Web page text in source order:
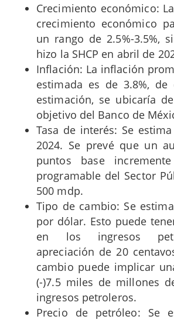
Crecimiento económico:
crecimiento económico
un rango de 2.5%-3.5%,
hizo la SHCP en abril de
Inflación: La inflación
estimada es de 3.8%, de
estimación, se ubicaría
objetivo del Banco de
Tasa de interés: Se
2024. Se prevé que un
puntos base
programable del Sector
500 mdp.
Tipo de cambio: Se
por dólar. Esto puede
en los ingresos
apreciación de 20
cambio puede implicar
(-)7.5 miles de millones
ingresos petroleros.
Precio de petróleo: Se